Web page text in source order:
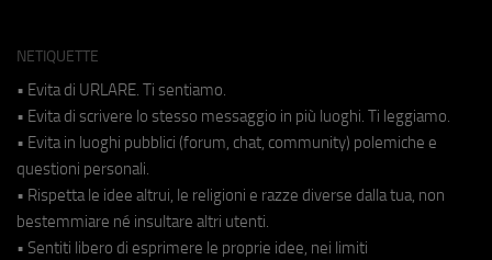
NETIQUETTE
• Evita di URLARE. Ti sentiamo.
• Evita di scrivere lo stesso messaggio in più luoghi. Ti leggiamo.
• Evita in luoghi pubblici (forum, chat, community) polemiche e
questioni personali.
• Rispetta le idee altrui, le religioni e razze diverse dalla tua, non
bestemmiare né insultare altri utenti.
• Sentiti libero di esprimere le proprie idee, nei limiti